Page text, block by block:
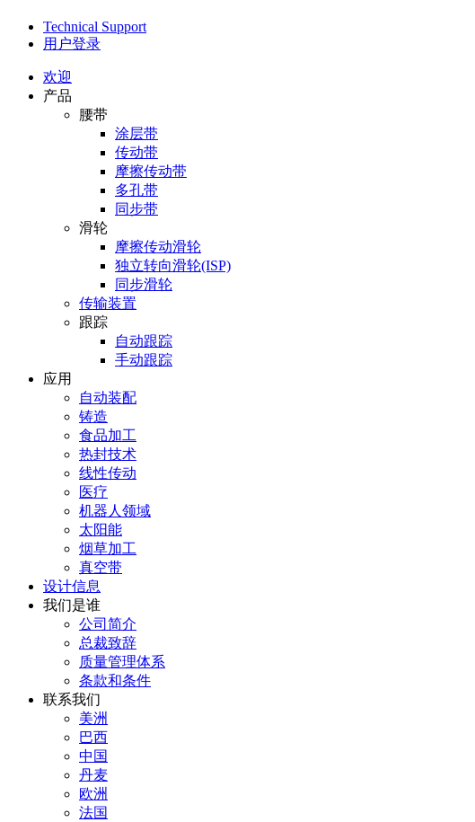
Technical Support
用户登录
欢迎
产品
腰带
涂层带
传动带
摩擦传动带
多孔带
同步带
滑轮
摩擦传动滑轮
独立转向滑轮(ISP)
同步滑轮
传输装置
跟踪
自动跟踪
手动跟踪
应用
自动装配
铸造
食品加工
热封技术
线性传动
医疗
机器人领域
太阳能
烟草加工
真空带
设计信息
我们是谁
公司简介
总裁致辞
质量管理体系
条款和条件
联系我们
美洲
巴西
中国
丹麦
欧洲
法国